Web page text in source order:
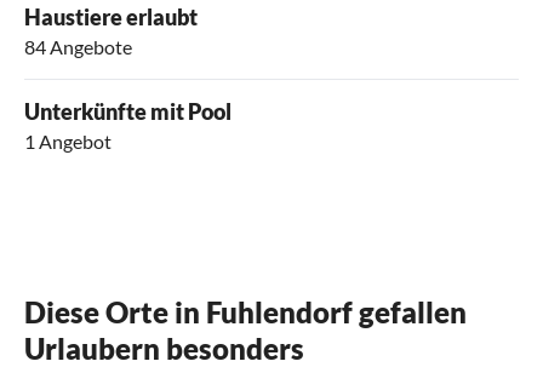
Haustiere erlaubt
84 Angebote
Unterkünfte mit Pool
1 Angebot
Diese Orte in Fuhlendorf gefallen
Urlaubern besonders